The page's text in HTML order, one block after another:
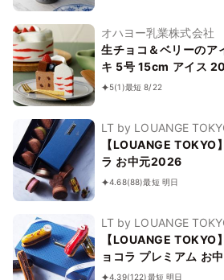
オハヨー乳業株式会社
生チョコ＆ベリーのア
キ 5号 15cm アイス
5(1)最短 8/22
LT by LOUANGE
【LOUANGE TOKYO
ラ お中元2026
4.68(88)最短 明日
LT by LOUANGE
【LOUANGE TOKYO
ョコラ プレミアム お
4.39(122)最短 明日